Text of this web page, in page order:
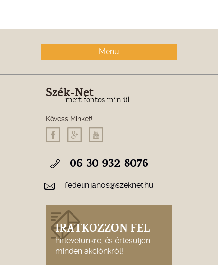
Menü
Szék-Net
mert fontos min ül...
Kövess Minket!
06 30 932 8076
fedelin.janos@szeknet.hu
IRATKOZZON FEL
hírlevelünkre, és értesüljön
minden akciónkról!